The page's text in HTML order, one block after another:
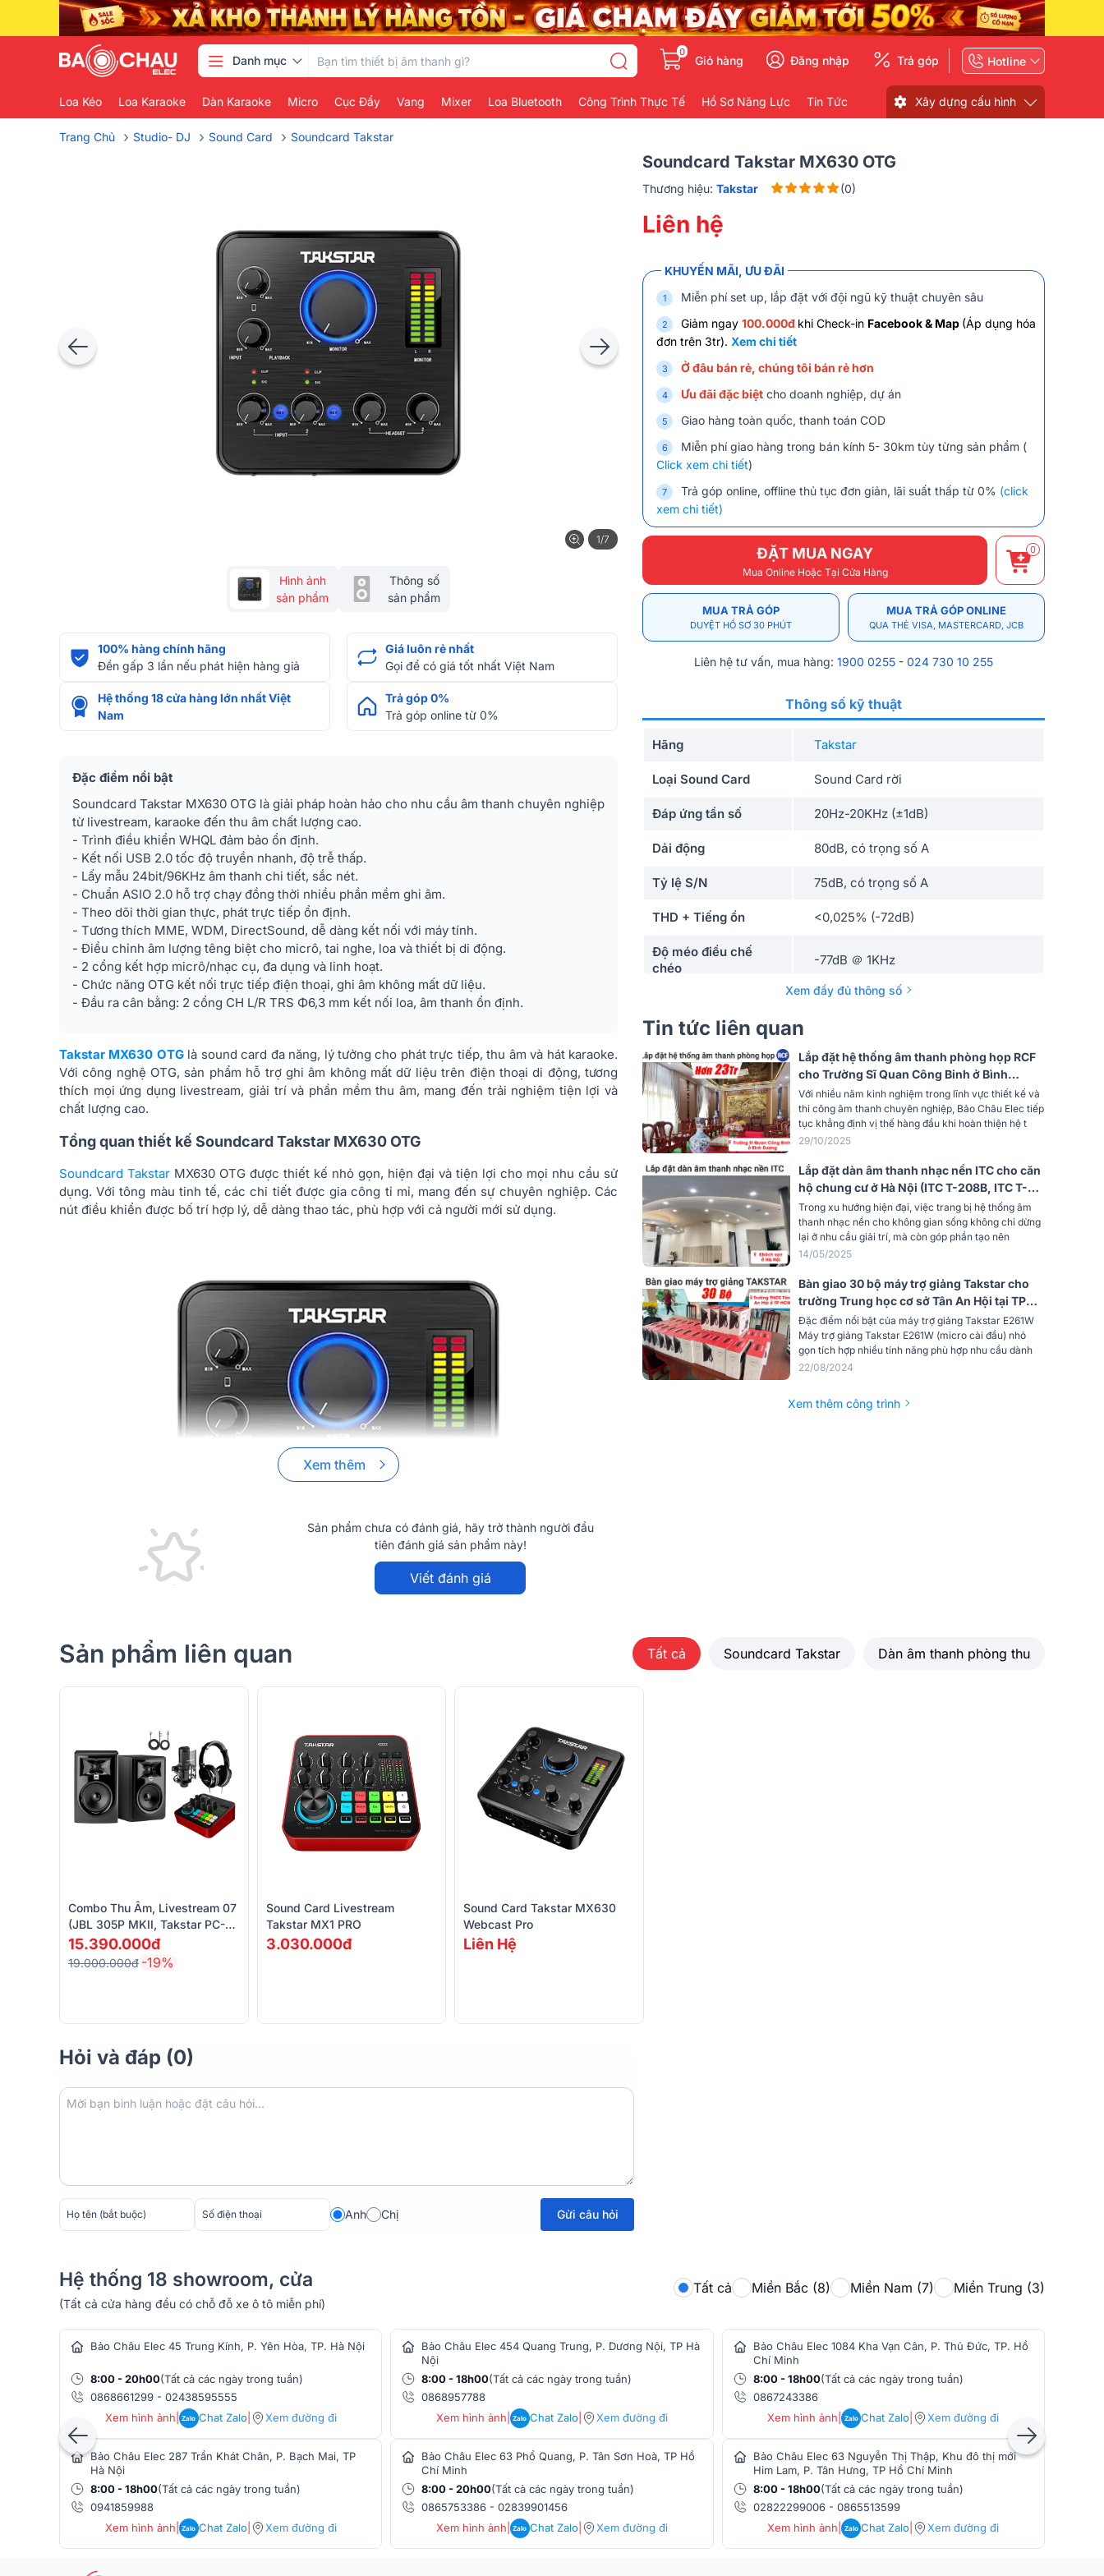
Danh mục
0
Giỏ hàng Đăng nhập Trả góp Hotline
Loa Kéo Loa Karaoke Dàn Karaoke Micro Cục Đẩy Vang Mixer Loa Bluetooth Công Trình Thực Tế Hồ Sơ Năng Lực Tin Tức Xây dựng cấu hình
Trang Chủ › Studio- DJ › Sound Card › Soundcard Takstar
1/7
Hình ảnh
sản phẩm
Thông số
sản phẩm
100% hàng chính hãng
Đền gấp 3 lần nếu phát hiện hàng giả
Giá luôn rẻ nhất
Gọi để có giá tốt nhất Việt Nam
Hệ thống 18 cửa hàng lớn nhất Việt
Nam
Trả góp 0%
Trả góp online từ 0%
Đặc điểm nổi bật
Soundcard Takstar MX630 OTG là giải pháp hoàn hảo cho nhu cầu âm thanh chuyên nghiệp
từ livestream, karaoke đến thu âm chất lượng cao.
- Trình điều khiển WHQL đảm bảo ổn định.
- Kết nối USB 2.0 tốc độ truyền nhanh, độ trễ thấp.
- Lấy mẫu 24bit/96KHz âm thanh chi tiết, sắc nét.
- Chuẩn ASIO 2.0 hỗ trợ chạy đồng thời nhiều phần mềm ghi âm.
- Theo dõi thời gian thực, phát trực tiếp ổn định.
- Tương thích MME, WDM, DirectSound, dễ dàng kết nối với máy tính.
- Điều chỉnh âm lượng têng biệt cho micrô, tai nghe, loa và thiết bị di động.
- 2 cổng kết hợp micrô/nhạc cụ, đa dụng và linh hoạt.
- Chức năng OTG kết nối trực tiếp điện thoại, ghi âm không mất dữ liệu.
- Đầu ra cân bằng: 2 cổng CH L/R TRS Φ6,3 mm kết nối loa, âm thanh ổn định.
Takstar MX630 OTGlà sound card đa năng, lý tưởng cho phát trực tiếp, thu âm và hát karaoke.
Với công nghệ OTG, sản phẩm hỗ trợ ghi âm không mất dữ liệu trên điện thoại di động, tương
thích mọi ứng dụng livestream, giải trí và phần mềm thu âm, mang đến trải nghiệm tiện lợi và
chất lượng cao.
Tổng quan thiết kế Soundcard Takstar MX630 OTG
Soundcard Takstar MX630 OTG được thiết kế nhỏ gọn, hiện đại và tiện lợi cho mọi nhu cầu sử
dụng. Với tông màu tinh tế, các chi tiết được gia công tỉ mỉ, mang đến sự chuyên nghiệp. Các
nút điều khiển được bố trí hợp lý, dễ dàng thao tác, phù hợp với cả người mới sử dụng.
Phần vỏ ngoài bền bỉ, chắc chắn, chống trầy xước, giúp sản phẩm luôn giữ được vẻ đẹp theo
thời gian. Đặc biệt, kích thước nhỏ nhẹ giúp dễ dàng mang theo và sử dụng linh hoạt trong nhiều
Đánh giá chất lượng Soundcard Takstar MX630 OTG
Trình điều khiển WHQL
Soundcard
Takstar MX630 OTG sử dụng trình điều khiển đạt chứng nhận WHQL đảm bảo tính ổn
định cao khi hoạt động trên hệ thống Windows, macOS, iOS, Android giảm thiểu các lỗi không
tương thích mang đến trải nghiệm mượt mà.
Chuẩn USB 2.0 với tốc độ cao
Soundcard Takstar MX630 OTG có thể kết nối qua USB 2.0 cho tốc độ truyền dữ liệu nhanh và
giảm tối đa độ trễ âm thanh, đảm bảo đồng bộ và chất lượng trong quá trình thu phát.
Lấy mẫu chính xác cao (24bit/96KHz)
Hỗ trợ lấy mẫu âm thanh với độ phân giải lên đến 24bit/96KHz, mang lại âm thanh chi tiết, sắc
nét và trung thực, lý tưởng cho các bản ghi chuyên nghiệp.
Xem thêm
Sản phẩm chưa có đánh giá, hãy trở thành người đầu
tiên đánh giá sản phẩm này!
Viết đánh giá
Soundcard Takstar MX630 OTG
Thương hiệu: Takstar (0)
Liên hệ
KHUYẾN MÃI, ƯU ĐÃI
Miễn phí set up, lắp đặt với đội ngũ kỹ thuật chuyên sâu
Giảm ngay 100.000đ khi Check-in Facebook & Map (Áp dụng hóa
đơn trên 3tr). Xem chi tiết
Ở đâu bán rẻ, chúng tôi bán rẻ hơn
Ưu đãi đặc biệt cho doanh nghiệp, dự án
Giao hàng toàn quốc, thanh toán COD
Miễn phí giao hàng trong bán kính 5- 30km tùy từng sản phẩm (
Click xem chi tiết)
Trả góp online, offline thủ tục đơn giản, lãi suất thấp từ 0% (click
xem chi tiết)
ĐẶT MUA NGAY
Mua Online Hoặc Tại Cửa Hàng
0
MUA TRẢ GÓP
DUYỆT HỒ SƠ 30 PHÚT
MUA TRẢ GÓP ONLINE
QUA THẺ VISA, MASTERCARD, JCB
Liên hệ tư vấn, mua hàng: 1900 0255 - 024 730 10 255
Thông số kỹ thuật
Hãng Takstar
Loại Sound Card Sound Card rời
Đáp ứng tần số 20Hz-20KHz (±1dB)
Dải động 80dB, có trọng số A
Tỷ lệ S/N 75dB, có trọng số A
THD + Tiếng ồn <0,025% (-72dB)
Độ méo điều chế
chéo
-77dB ＠ 1KHz
Mic in
Độ khuếch đại có thể
điều chỉnh
>50dB
Dải khuếch đại +54dB
Đáp ứng tần số của
tai nghe
20Hz-20KHz (±1dB)
S/N Tỷ lệ 100dB, A-weighted
THD + Tiếng ồn <0,0031%(-90dB)
Dải động 97dB, A-weighted
Mức đầu vào tối đa +0dB gain
Đáp ứng tần số 20Hz-20KHz(±1dB)
Dải động
103dB, A-weighted
Đáp ứng tần số
Dải động
Đầu nối tai nghe 1 Φ6.35mm
Đầu nối tai nghe 2 Φ6.35mm
Đầu nối nguồn điện DC 12V 1A
USB 2.0
Cổng OTG Type-C
Xem đầy đủ thông số
Tin tức liên quan
Lắp đặt hệ thống âm thanh phòng họp RCF
cho Trường Sĩ Quan Công Binh ở Bình
Dương (RCF PL 6X, ITC T-120DTB, Takstar
TC-2R, TC-TH)
Với nhiều năm kinh nghiệm trong lĩnh vực thiết kế và
thi công âm thanh chuyên nghiệp, Bảo Châu Elec tiếp
tục khẳng định vị thế hàng đầu khi hoàn thiện hệ t
29/10/2025
Lắp đặt dàn âm thanh nhạc nền ITC cho căn
hộ chung cư ở Hà Nội (ITC T-208B, ITC T-
B60E, Takstar E261W,...)
Trong xu hướng hiện đại, việc trang bị hệ thống âm
thanh nhạc nền cho không gian sống không chỉ dừng
lại ở nhu cầu giải trí, mà còn góp phần tạo nên
14/05/2025
Bàn giao 30 bộ máy trợ giảng Takstar cho
trường Trung học cơ sở Tân An Hội tại TP
HCM
Đặc điểm nổi bật của máy trợ giảng Takstar E261W
Máy trợ giảng Takstar E261W (micro cài đầu) nhỏ
gọn tích hợp nhiều tính năng phù hợp nhu cầu dành
22/08/2024
Xem thêm công trình
Sản phẩm liên quan Tất cả Soundcard Takstar Dàn âm thanh phòng thu
Combo Thu Âm, Livestream 07
(JBL 305P MKII, Takstar PC-
K850, Takstar MX1 PRO, HD
2000)
15.390.000đ
19.000.000đ -19%
Sound Card Livestream
Takstar MX1 PRO
3.030.000đ
Sound Card Takstar MX630
Webcast Pro
Liên Hệ
Hỏi và đáp (0)
Anh Chị Gửi câu hỏi
Hệ thống 18 showroom, cửa
hàng âm thanh
(Tất cả cửa hàng đều có chỗ đỗ xe ô tô miễn phí)
Tất cả Miền Bắc (8) Miền Nam (7) Miền Trung (3)
Bảo Châu Elec 45 Trung Kính, P. Yên Hòa, TP. Hà Nội
8:00 - 20h00(Tất cả các ngày trong tuần)
0868661299 - 02438595555
Xem hình ảnh
Zalo Chat Zalo| Xem đường đi
Bảo Châu Elec 287 Trần Khát Chân, P. Bạch Mai, TP
Hà Nội
8:00 - 18h00(Tất cả các ngày trong tuần)
0941859988
Xem hình ảnh
Zalo Chat Zalo| Xem đường đi
Bảo Châu Elec 454 Quang Trung, P. Dương Nội, TP Hà
Nội
8:00 - 18h00(Tất cả các ngày trong tuần)
0868957788
Xem hình ảnh
Zalo Chat Zalo| Xem đường đi
Bảo Châu Elec 63 Phổ Quang, P. Tân Sơn Hoà, TP Hồ
Chí Minh
8:00 - 20h00(Tất cả các ngày trong tuần)
0865753386 -02839901456
Xem hình ảnh
Zalo Chat Zalo| Xem đường đi
Bảo Châu Elec 1084 Kha Vạn Cân, P. Thủ Đức, TP. Hồ
Chí Minh
8:00 - 18h00(Tất cả các ngày trong tuần)
0867243386
Xem hình ảnh | Zalo Chat Zalo Xem đường đi
Bảo Châu Elec 63 Nguyễn Thị Thập, Khu đô thị mới
Him Lam, P. Tân Hưng, TP Hồ Chí Minh
8:00 - 18h00(Tất cả các ngày trong tuần)
02822299006- 0865513599
Xem hình ảnh | Zalo Chat Zalo Xem đường đi